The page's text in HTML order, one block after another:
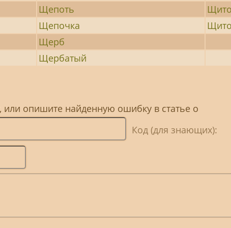
Щепоть
Щепочка
Щерб
Щербатый
или опишите найденную ошибку в статье о
Код (для знающих):